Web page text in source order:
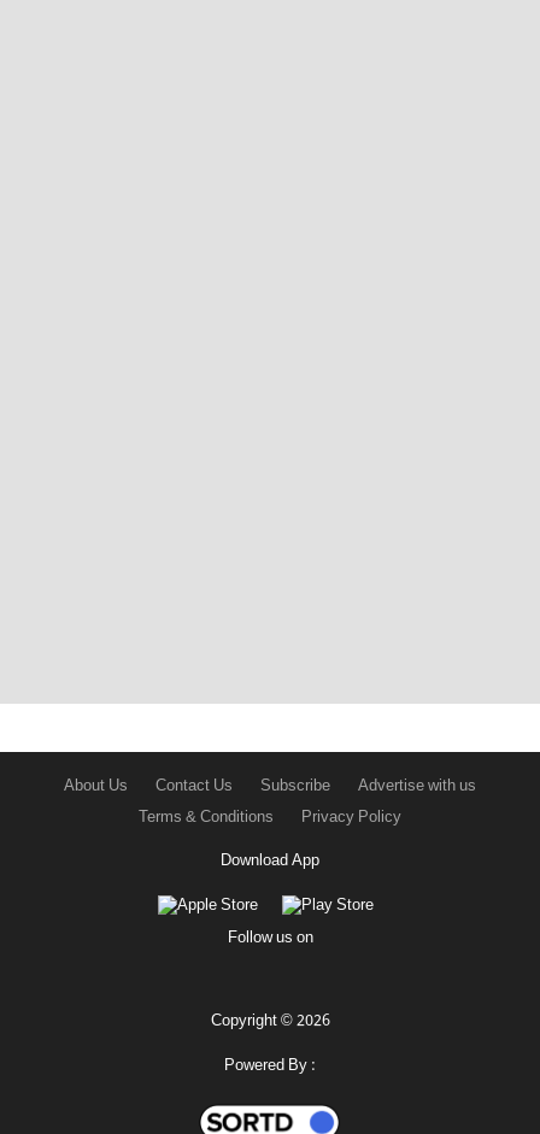
About Us Contact Us Subscribe
Advertise with us
Terms & Conditions
Privacy Policy
Download App
Follow us on
Copyright © 2026
Powered By :